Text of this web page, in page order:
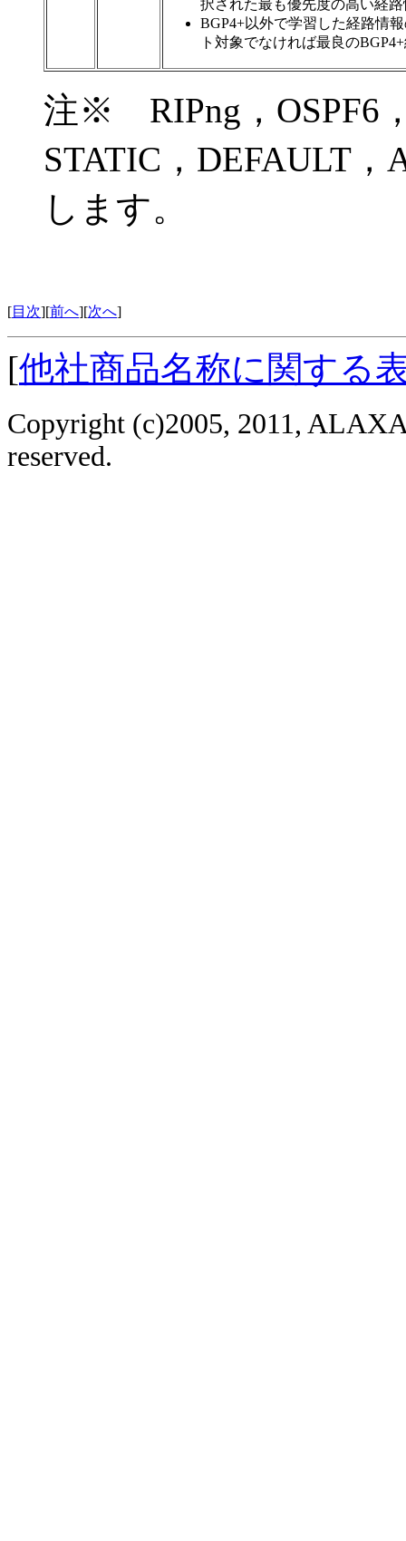
択された最も優先度の高い経
BGP4+以外で学習した経路情
ト対象でなければ最良の
注※ RIPng，OSPF6
STATIC，DEFAULT
します。
[目次][前へ][次へ]
[他社商品名称に関する
Copyright (c)2005, 2011,
reserved.